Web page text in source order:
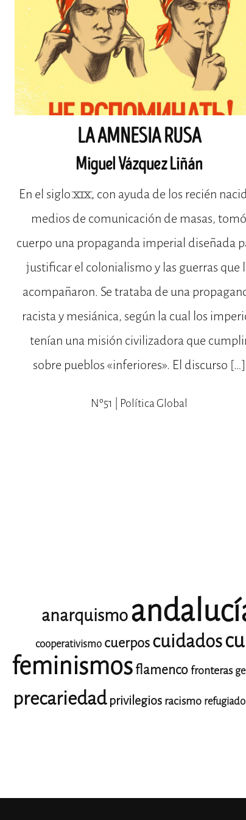
LA AMNESIA RUSA
Miguel Vázquez Liñán
En el siglo XIX, con ayuda de los recién
medios de comunicación de masas, tomó
cuerpo una propaganda imperial diseñada
justificar el colonialismo y las guerras que
acompañaron. Se trataba de una
racista y mesiánica, según la cual los
tenían una misión civilizadora que
sobre pueblos «inferiores». El discurso […]
Nº51 | Política Global
anarquismo
cooperativismo cuerposcuidados
feminismosflamencofronteras
precariedad privilegios racismo